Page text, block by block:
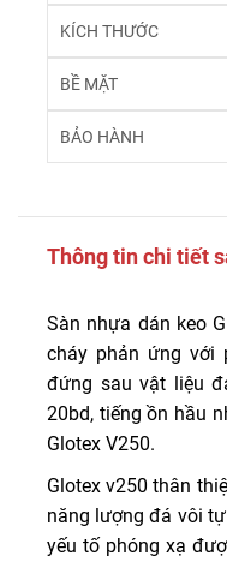
KÍCH THƯỚC
BỀ MẶT
BẢO HÀNH
Thông tin chi tiết
Sàn nhựa dán keo
cháy phản ứng
đứng sau vật liệu
20bd, tiếng ồn hầu
Glotex V250.
Glotex v250 thân
năng lượng đá vôi
yếu tố phóng xạ